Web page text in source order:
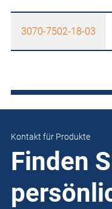
3070-7502-18-03
Kontakt für Produkte
Finden